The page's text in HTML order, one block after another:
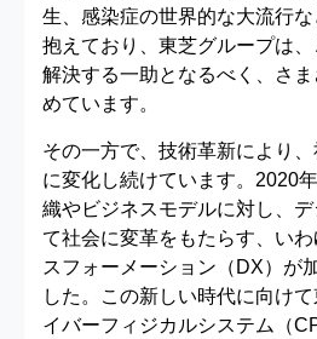
生、感染症の世界的な大流行
抱えており、東芝グループは
解決する一助となるべく、さ
めています。
その一方で、技術革新により
に変化し続けています。2020
織やビジネスモデルに対し、
て社会に変革をもたらす、い
スフォーメーション（DX）が
した。この新しい時代に向け
イバーフィジカルシステム（